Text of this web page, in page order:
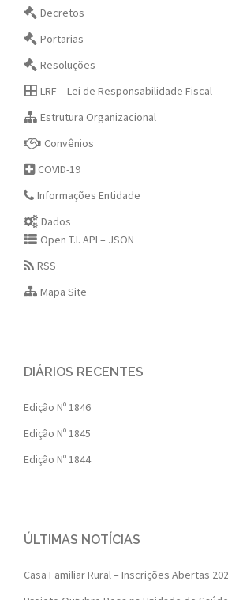
Decretos
Portarias
Resoluções
LRF – Lei de Responsabilidade Fiscal
Estrutura Organizacional
Convênios
COVID-19
Informações Entidade
Dados
Open T.I. API – JSON
RSS
Mapa Site
DIÁRIOS RECENTES
Edição Nº 1846
Edição Nº 1845
Edição Nº 1844
ÚLTIMAS NOTÍCIAS
Casa Familiar Rural – Inscrições Abertas